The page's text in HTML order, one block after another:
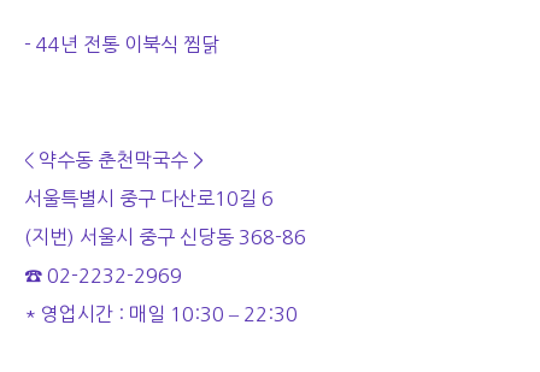
- 44년 전통 이북식 찜닭
< 약수동 춘천막국수 >
서울특별시 중구 다산로10길 6
(지번) 서울시 중구 신당동 368-86
☎ 02-2232-2969
* 영업시간 : 매일 10:30 – 22:30